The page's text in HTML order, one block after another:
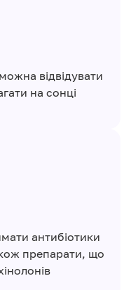
відвідувати
на сонці
антибіотики
препарати, що